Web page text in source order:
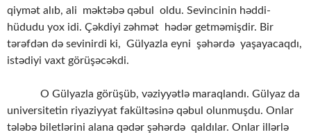
qiymət alıb, ali məktəbə qəbul oldu. Sevincinin həddi-
hüdudu yox idi. Çəkdiyi zəhmət hədər getməmişdir. Bir
tərəfdən də sevinirdi ki, Gülyazla eyni şəhərdə yaşayacaqdı,
istədiyi vaxt görüşəcəkdi.
O Gülyazla görüşüb, vəziyyətlə maraqlandı. Gülyaz da
universitetin riyaziyyat fakültəsinə qəbul olunmuşdu. Onlar
tələbə biletlərini alana qədər şəhərdə qaldılar. Onlar illərlə